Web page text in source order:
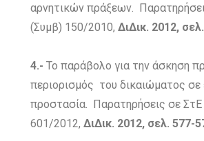
αρνητικών πράξεων.
(Συμβ) 150/2010, ΔιΔικ. 2012,
4.-Το παράβολο για την άσκηση
περιορισμός του δικαιώματος σε
προστασία.
Παρατηρήσεις σε
601/2012, ΔιΔικ. 2012, σελ. 577-